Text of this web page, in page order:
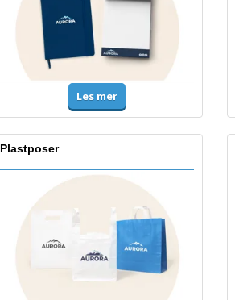
Les mer
Plastposer